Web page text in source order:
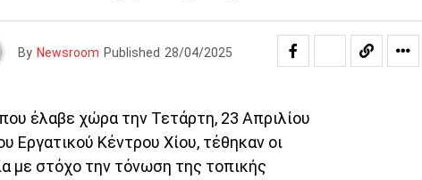
By Newsroom Published 28/04/2025
έλαβε χώρα την Τετάρτη, 23 Απριλίου
Εργατικού Κέντρου Χίου, τέθηκαν οι
με στόχο την τόνωση της τοπικής